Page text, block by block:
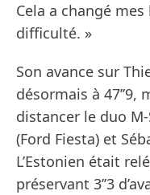
Cela a changé
difficulté. »
Son avance sur
désormais à
distancer le duo
(Ford Fiesta) et
L’Estonien était
préservant 3’’3